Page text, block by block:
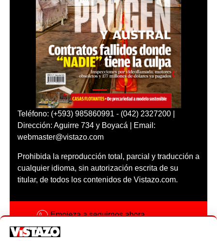
Teléfono: (+593) 985860991 - (042) 2327200 |
Dirección: Aguirre 734 y Boyacá | Email:
webmaster@vistazo.com
Prohibida la reproducción total, parcial y traducción a
cualquier idioma, sin autorización escrita de su
titular, de todos los contenidos de Vistazo.com.
Empieza a seguirnos ahora